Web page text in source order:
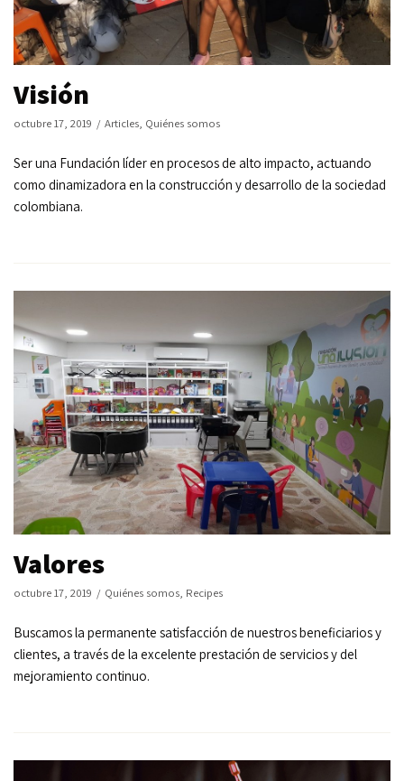
Visión
octubre 17, 2019 Articles, Quiénes somos
Ser una Fundación líder en procesos de alto impacto, actuando
como dinamizadora en la construcción y desarrollo de la sociedad
colombiana.
Valores
octubre 17, 2019 Quiénes somos, Recipes
Buscamos la permanente satisfacción de nuestros beneficiarios y
clientes, a través de la excelente prestación de servicios y del
mejoramiento continuo.